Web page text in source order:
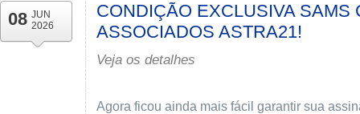
08 JUN
2026
CONDIÇÃO EXCLUSIVA SAMS
ASSOCIADOS ASTRA21!
Veja os detalhes
Agora ficou ainda mais fácil garantir sua